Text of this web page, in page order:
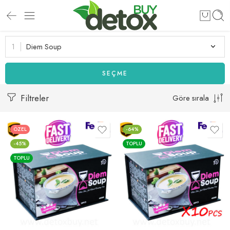
Diem Soup
SEÇME
Filtreler Göre sırala
ÖZEL
-45%
TOPLU
-64%
TOPLU